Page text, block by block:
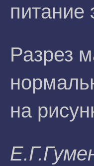
питание
Разрез
на